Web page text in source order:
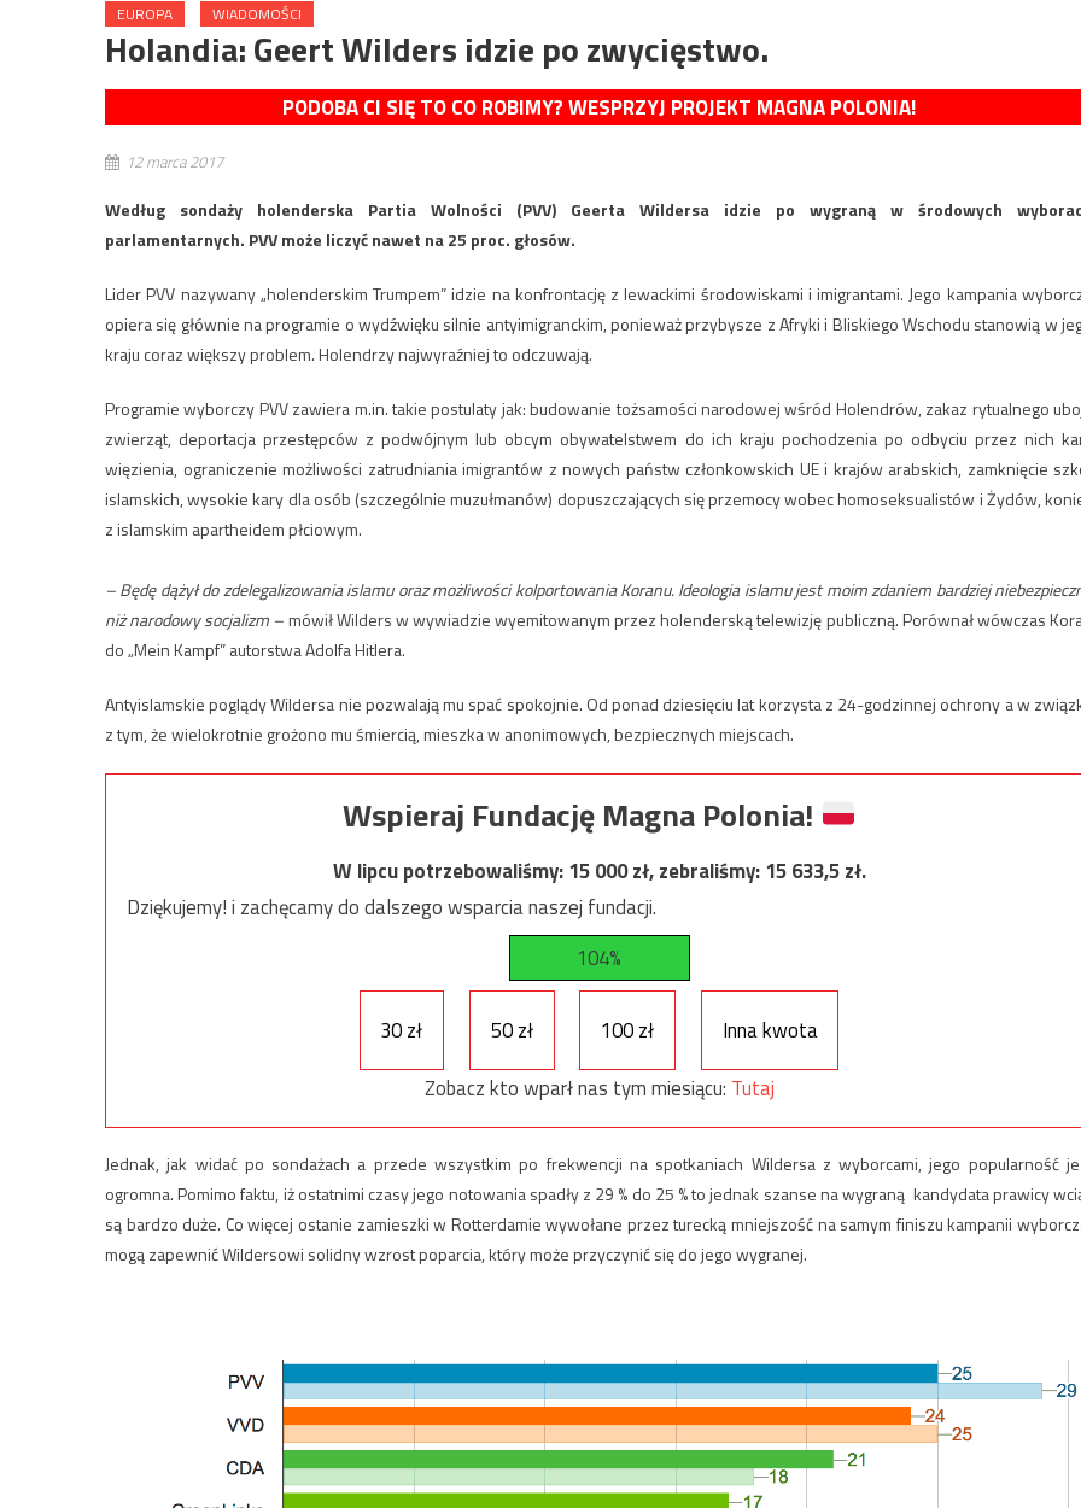
EUROPA WIADOMOŚCI
Holandia: Geert Wilders idzie po zwycięstwo.
PODOBA CI SIĘ TO CO ROBIMY? WESPRZYJ PROJEKT MAGNA POLONIA!
12 marca 2017
Według sondaży holenderska Partia Wolności (PVV) Geerta Wildersa idzie po wygraną w środowych
parlamentarnych. PVV może liczyć nawet na 25 proc. głosów.
Lider PVV nazywany „holenderskim Trumpem” idzie na konfrontację z lewackimi środowiskami i imigrantami. Jego kampania
opiera się głównie na programie o wydźwięku silnie antyimigranckim, ponieważ przybysze z Afryki i Bliskiego Wschodu stanowią w
kraju coraz większy problem. Holendrzy najwyraźniej to odczuwają.
Programie wyborczy PVV zawiera m.in. takie postulaty jak: budowanie tożsamości narodowej wśród Holendrów, zakaz rytualnego
zwierząt, deportacja przestępców z podwójnym lub obcym obywatelstwem do ich kraju pochodzenia po odbyciu przez nich
więzienia, ograniczenie możliwości zatrudniania imigrantów z nowych państw członkowskich UE i krajów arabskich, zamknięcie
islamskich, wysokie kary dla osób (szczególnie muzułmanów) dopuszczających się przemocy wobec homoseksualistów i Żydów,
z islamskim apartheidem płciowym.
– Będę dążył do zdelegalizowania islamu oraz możliwości kolportowania Koranu. Ideologia islamu jest moim zdaniem bardziej
niż narodowy socjalizm –mówił Wilders w wywiadzie wyemitowanym przez holenderską telewizję publiczną. Porównał wówczas
do „Mein Kampf” autorstwa Adolfa Hitlera.
Antyislamskie poglądy Wildersa nie pozwalają mu spać spokojnie. Od ponad dziesięciu lat korzysta z 24-godzinnej ochrony a w
z tym, że wielokrotnie grożono mu śmiercią, mieszka w anonimowych, bezpiecznych miejscach.
Wspieraj Fundację Magna Polonia!
W lipcu potrzebowaliśmy:15 000zł, zebraliśmy:15 633,5zł.
Dziękujemy! i zachęcamy do dalszego wsparcia naszej fundacji.
104%
30 zł 50 zł 100 zł
Inna kwota
Zobacz kto wparł nas tym miesiącu: Tutaj
Jednak, jak widać po sondażach a przede wszystkim po frekwencji na spotkaniach Wildersa z wyborcami, jego popularność
ogromna. Pomimo faktu, iż ostatnimi czasy jego notowania spadły z 29 % do 25 % to jednak szanse na wygraną kandydata prawicy
są bardzo duże. Co więcej ostanie zamieszki w Rotterdamie wywołane przez turecką mniejszość na samym finiszu kampanii
mogą zapewnić Wildersowi solidny wzrost poparcia, który może przyczynić się do jego wygranej.